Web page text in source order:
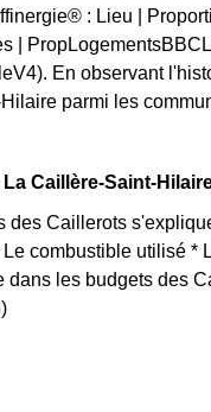
: Lieu |
|
En observant
parmi les
Caillère-Saint-
Caillerots
combustible utilisé
les budgets des